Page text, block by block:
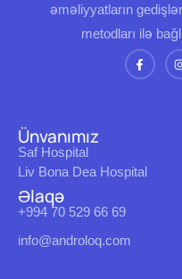
əməliyyatların
metodları ilə
Ünvanımız
Saf Hospital
Liv Bona Dea Hospital
Əlaqə
+994 70 529 66 69
info@androloq.com